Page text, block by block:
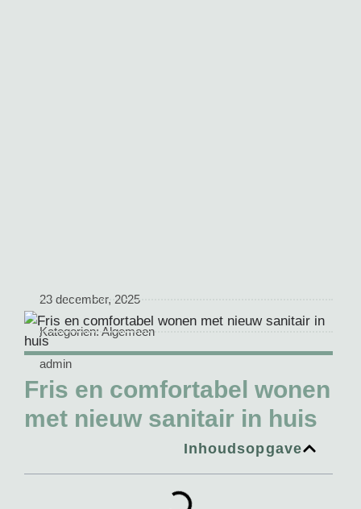
23 december, 2025
Kategorien: Algemeen
admin
Fris en comfortabel wonen
met nieuw sanitair in huis
Inhoudsopgave